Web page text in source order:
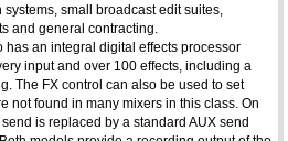
systems, small broadcast edit suites,
and general contracting.
has an integral digital effects processor
input and over 100 effects, including a
The FX control can also be used to set
not found in many mixers in this class. On
is replaced by a standard AUX send